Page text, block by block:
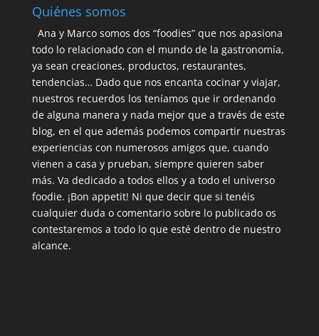
Quiénes somos
Ana y Marco somos dos “foodies” que nos apasiona
todo lo relacionado con el mundo de la gastronomía,
ya sean creaciones, productos, restaurantes,
tendencias… Dado que nos encanta cocinar y viajar,
nuestros recuerdos los teníamos que ir ordenando
de alguna manera y nada mejor que a través de este
blog, en el que además podemos compartir nuestras
experiencias con numerosos amigos que, cuando
vienen a casa y prueban, siempre quieren saber
más. Va dedicado a todos ellos y a todo el universo
foodie. ¡Bon appetit! Ni que decir que si tenéis
cualquier duda o comentario sobre lo publicado os
contestaremos a todo lo que esté dentro de nuestro
alcance.